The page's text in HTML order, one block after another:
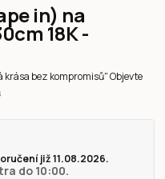
in) na
18K -
bez kompromisů" Objevte
již 11.08.2026.
do 10:00.